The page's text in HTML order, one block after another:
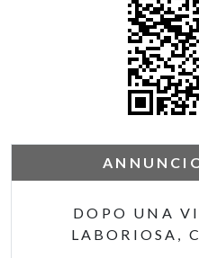
DOPO UNA
LABORIOSA,